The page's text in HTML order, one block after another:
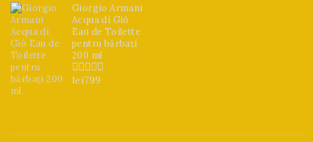
5
Giorgio Armani
Acqua di Giò
Eau de Toilette
pentru bărbați
200 ml
0
lei799